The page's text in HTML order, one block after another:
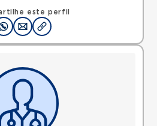
este perfil